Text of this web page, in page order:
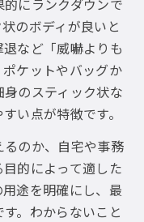
にランクダウンで
のボディが良いと
など「威嚇よりも
ケットやバッグか
のスティック状な
い点が特徴です。
のか、自宅や事務
的によって適した
途を明確にし、最
。わからないこと